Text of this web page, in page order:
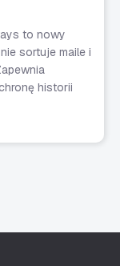
to nowy
sortuje maile i
historii